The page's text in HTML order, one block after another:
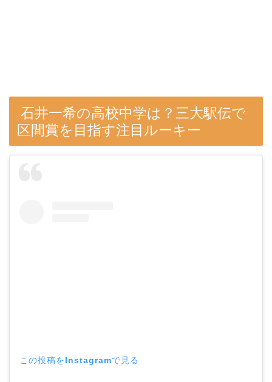
石井一希の高校中学は？三大駅伝で
区間賞を目指す注目ルーキー
この投稿をInstagramで見る